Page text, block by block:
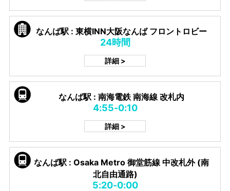
なんば駅 : 東横INN大阪なんば フロントロビー
24時間
詳細 >
なんば駅 : 南海電鉄 南海線 改札内
4:55-0:10
詳細 >
なんば駅 : Osaka Metro 御堂筋線 中改札外 (南
北自由通路)
5:20-0:00